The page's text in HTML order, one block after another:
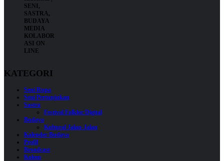
KATEGORI
Seni Rupa
Seni Pertunjukan
Sastra
Festival Folklor Digital
Budaya
Kultural Jalan-Jalan
Kalender Budaya
Profil
Broadcast
Kolom